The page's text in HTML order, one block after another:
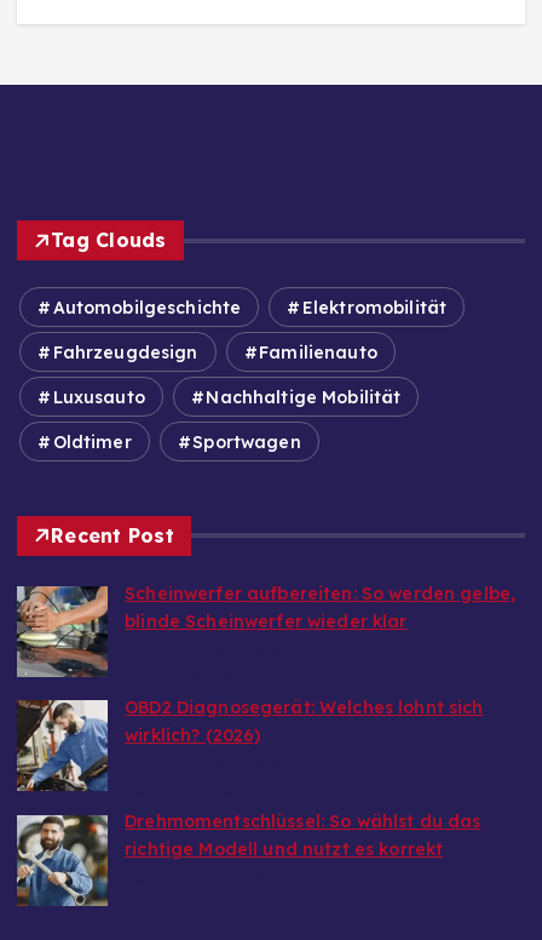
Tag Clouds
Automobilgeschichte Elektromobilität
Fahrzeugdesign Familienauto
Luxusauto Nachhaltige Mobilität
Oldtimer Sportwagen
Recent Post
Scheinwerfer aufbereiten: So werden gelbe,
blinde Scheinwerfer wieder klar
OBD2 Diagnosegerät: Welches lohnt sich
wirklich? (2026)
Drehmomentschlüssel: So wählst du das
richtige Modell und nutzt es korrekt